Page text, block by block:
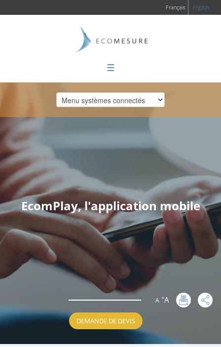
Français English
☰
Vous êtes ici
EcomPlay, l'application mobile
-A +A
:
DEMANDE DE DEVIS